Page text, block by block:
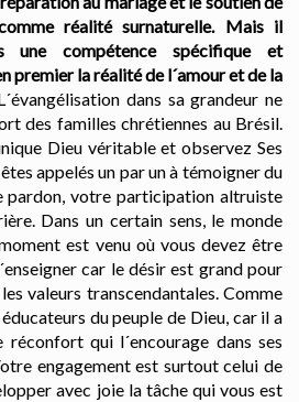
réalité surnaturelle. Mais il
une compétence spécifique et
premier la réalité de l´amour et de la
dans sa grandeur ne
des familles chrétiennes au Brésil.
Dieu véritable et observez Ses
appelés un par un à témoigner du
votre participation altruiste
Dans un certain sens, le monde
est venu où vous devez être
car le désir est grand pour
valeurs transcendantales. Comme
du peuple de Dieu, car il a
réconfort qui l´encourage dans ses
engagement est surtout celui de
avec joie la tâche qui vous est